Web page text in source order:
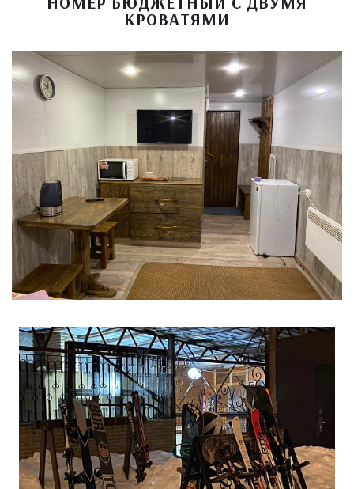
КРОВАТЯМИ